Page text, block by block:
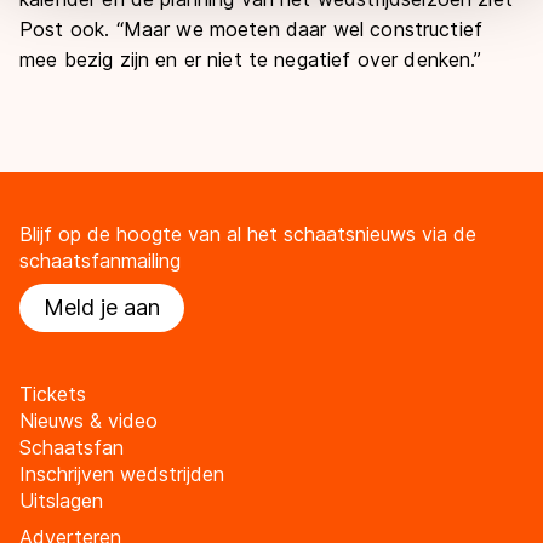
Post ook. “Maar we moeten daar wel constructief
mee bezig zijn en er niet te negatief over denken.”
Blijf op de hoogte van al het schaatsnieuws via de
schaatsfanmailing
Meld je aan
Tickets
Nieuws & video
Schaatsfan
Inschrijven wedstrijden
Uitslagen
Adverteren